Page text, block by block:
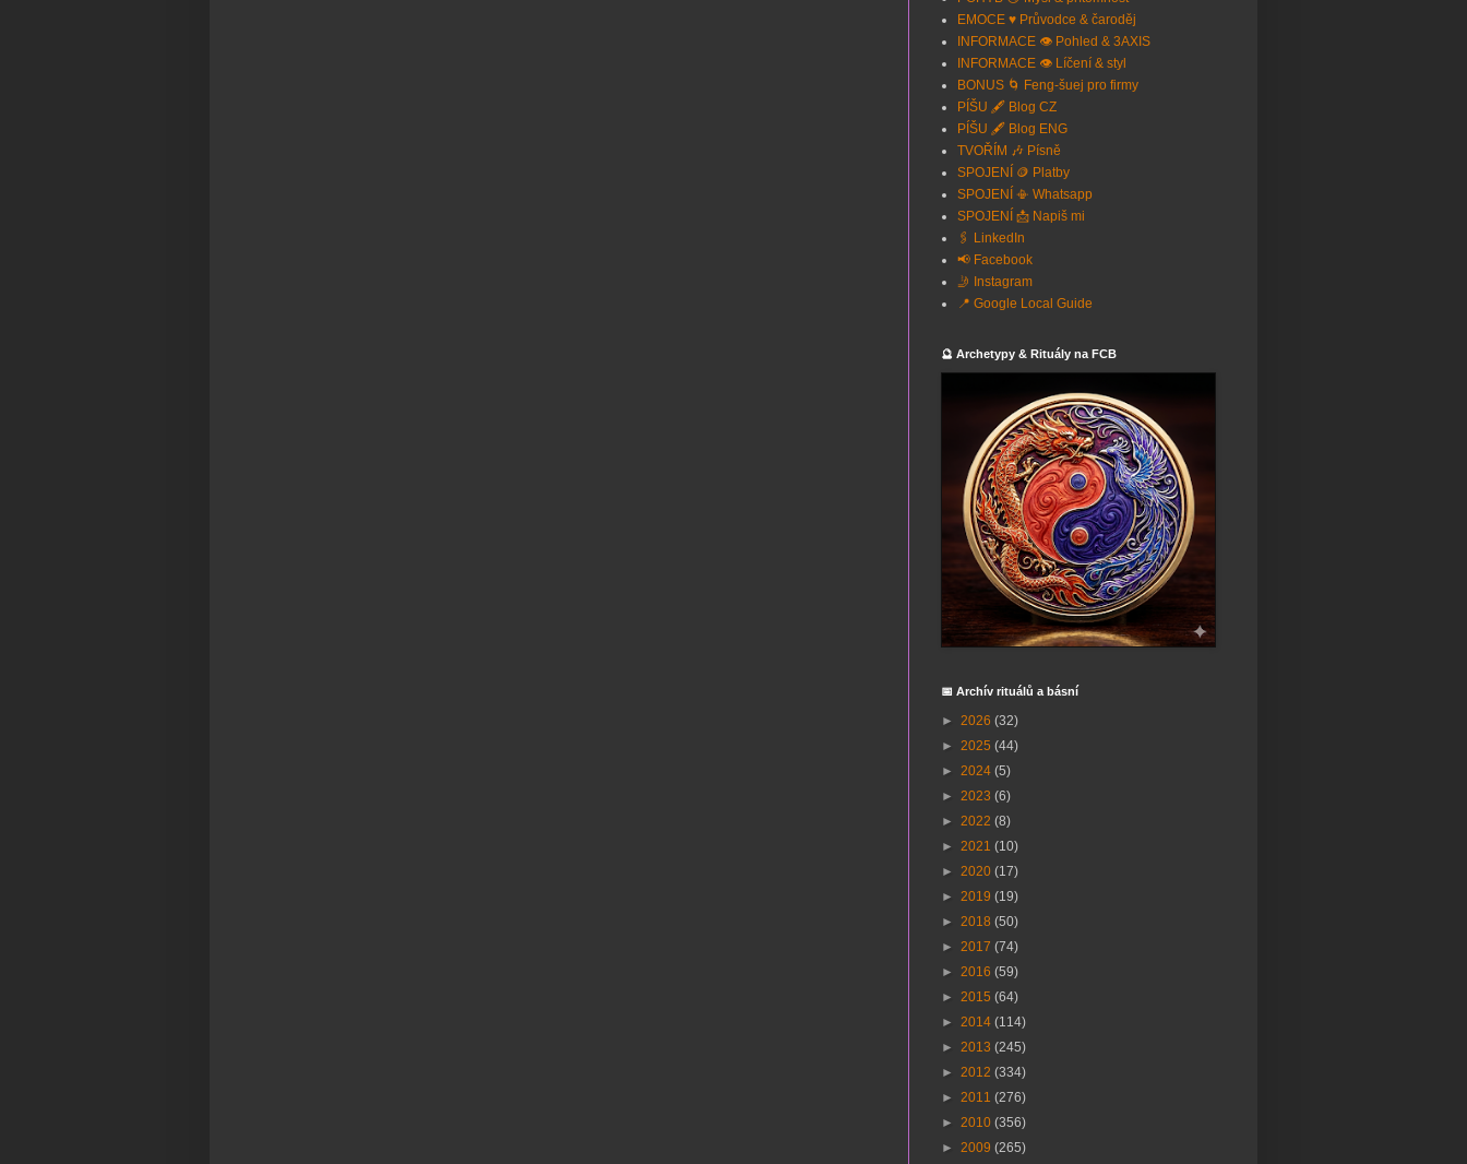
EMOCE ♥️ Průvodce & čaroděj
INFORMACE 👁️ Pohled & 3AXIS
INFORMACE 👁️ Líčení & styl
BONUS 🌀 Feng-šuej pro firmy
PÍŠU 🖋️ Blog CZ
PÍŠU 🖋️ Blog ENG
TVOŘÍM 🎶 Písně
SPOJENÍ 🪙 Platby
SPOJENÍ 📳 Whatsapp
SPOJENÍ 📩 Napiš mi
🖇️ LinkedIn
📢 Facebook
🤳 Instagram
📍 Google Local Guide
🔮 Archetypy & Rituály na FCB
📅 Archív rituálů a básní
► 2026 (32)
► 2025 (44)
► 2024 (5)
► 2023 (6)
► 2022 (8)
► 2021 (10)
► 2020 (17)
► 2019 (19)
► 2018 (50)
► 2017 (74)
► 2016 (59)
► 2015 (64)
► 2014 (114)
► 2013 (245)
► 2012 (334)
► 2011 (276)
► 2010 (356)
► 2009 (265)